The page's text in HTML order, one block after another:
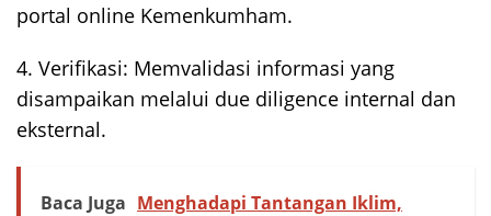
portal online Kemenkumham.
4. Verifikasi: Memvalidasi informasi yang
disampaikan melalui due diligence internal dan
eksternal.
Baca Juga Menghadapi Tantangan Iklim,